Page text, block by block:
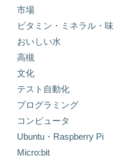
市場
ビタミン・ミネラル・味
おいしい水
高槻
文化
テスト自動化
プログラミング
コンピュータ
Ubuntu・Raspberry Pi
Micro:bit